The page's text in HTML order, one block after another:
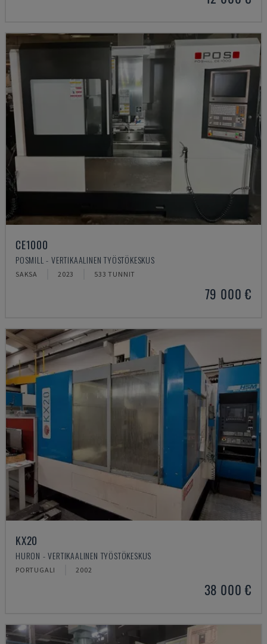
CE1000
POSMILL - VERTIKAALINEN TYÖSTÖKESKUS
SAKSA 2023 533 TUNNIT
79 000 €
KX20
HURON - VERTIKAALINEN TYÖSTÖKESKUS
PORTUGALI 2002
38 000 €